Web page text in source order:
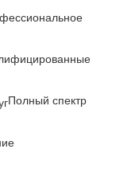
Полный спектр